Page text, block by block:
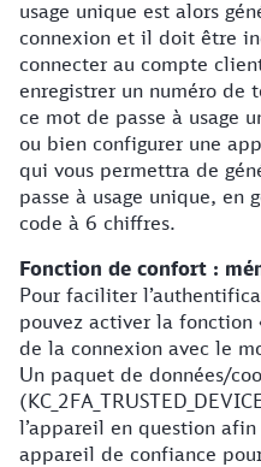
usage unique est alors
connexion et il doit être
connecter au compte
enregistrer un numéro de
ce mot de passe à usage
ou bien configurer une
qui vous permettra de
passe à usage unique, en
code à 6 chiffres.
Fonction de confort :
Pour faciliter
pouvez activer la fonction
de la connexion avec le
Un paquet de données/
l’appareil en question
appareil de confiance